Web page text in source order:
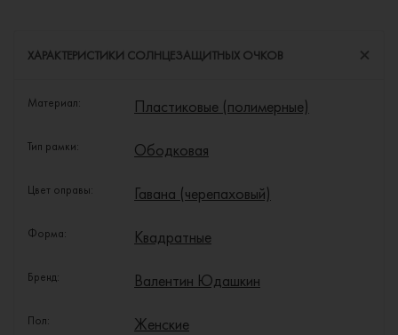
ХАРАКТЕРИСТИКИ СОЛНЦЕЗАЩИТНЫХ ОЧКОВ
Материал: Пластиковые (полимерные)
Тип рамки: Ободковая
Цвет оправы: Гавана (черепаховый)
Форма: Квадратные
Бренд: Валентин Юдашкин
Пол: Женские